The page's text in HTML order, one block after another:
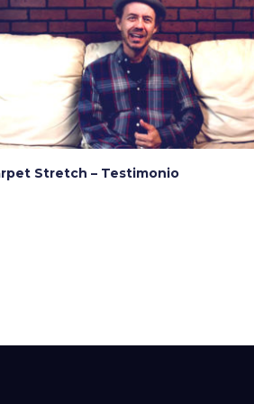
Stretch – Testimonio